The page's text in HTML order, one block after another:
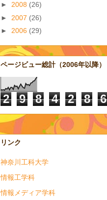
► 2008 (26)
► 2007 (26)
► 2006 (29)
ページビュー総計（2006年以降）
2 9 8 4 2 8 6
リンク
神奈川工科大学
情報工学科
情報メディア学科